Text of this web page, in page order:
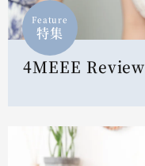
Feature
特集
4MEEE Review